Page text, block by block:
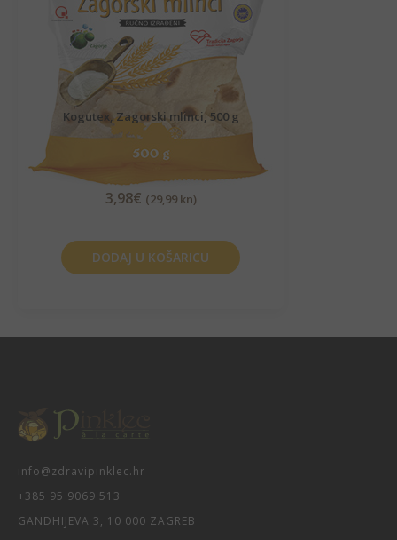
Kogutex, Zagorski mlinci, 500 g
3,98€ (29,99 kn)
DODAJ U KOŠARICU
info@zdravipinklec.hr
+385 95 9069 513
GANDHIJEVA 3, 10 000 ZAGREB